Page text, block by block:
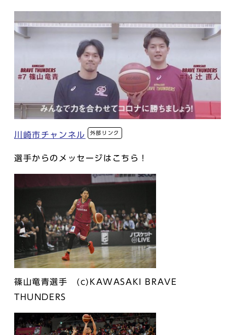
川崎市チャンネル 外部リンク
選手からのメッセージはこちら！
篠山竜青選手 (c)KAWASAKI BRAVE
THUNDERS